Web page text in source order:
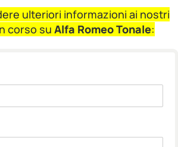
ulteriori informazioni ai nostri
corso su Alfa Romeo Tonale: